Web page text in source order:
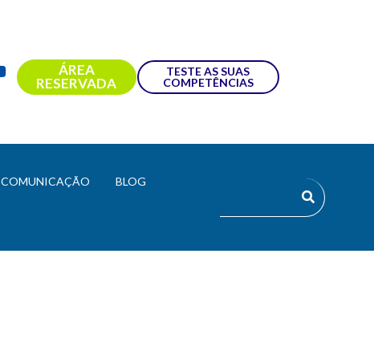
ÁREA
RESERVADA
TESTE AS SUAS
COMPETÊNCIAS
COMUNICAÇÃO BLOG